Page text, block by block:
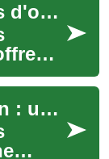
Le marché des voitures d'occasion : Guide complet pour les acheteurs français
à
Les voitures d'occasion : une option économique et pratique